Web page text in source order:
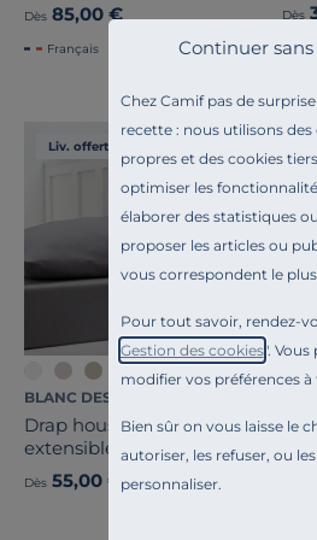
Chez Camif pas de
recette : nous utilisons des
propres et des cookies
optimiser les
élaborer des statistiques
proposer les articles ou
vous correspondent le
Pour tout savoir, rendez-
Gestion des cookies".
modifier vos préférences
Bien sûr on vous laisse le
autoriser, les refuser, ou les
personnaliser.
Continuer
Dès 85,00 €
Français
Dès
Liv. offerte
+1
BLANC DES VOSGES
Drap housse jersey
extensible Planète
BLANC DES VOSGES
Dès 55,00 €
Elise